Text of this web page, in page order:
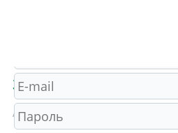
3366240б Пирсинг (Ag 925)
Артикул: 3366240б